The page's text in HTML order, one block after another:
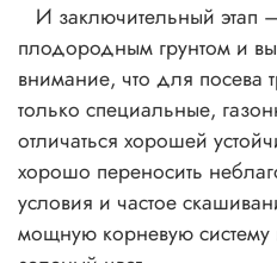
И заключительный этап
плодородным грунтом и
внимание, что для посева
только специальные,
отличаться хорошей
хорошо переносить
условия и частое
мощную корневую систему